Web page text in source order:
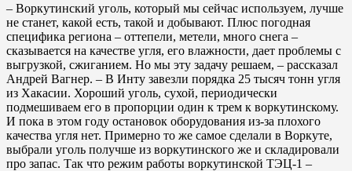
– Воркутинский уголь, который мы сейчас используем, лучше
не станет, какой есть, такой и добывают. Плюс погодная
специфика региона – оттепели, метели, много снега –
сказывается на качестве угля, его влажности, дает проблемы с
выгрузкой, сжиганием. Но мы эту задачу решаем, – рассказал
Андрей Вагнер. – В Инту завезли порядка 25 тысяч тонн угля
из Хакасии. Хороший уголь, сухой, периодически
подмешиваем его в пропорции один к трем к воркутинскому.
И пока в этом году остановок оборудования из-за плохого
качества угля нет. Примерно то же самое сделали в Воркуте,
выбрали уголь получше из воркутинского же и складировали
про запас. Так что режим работы воркутинской ТЭЦ-1 –